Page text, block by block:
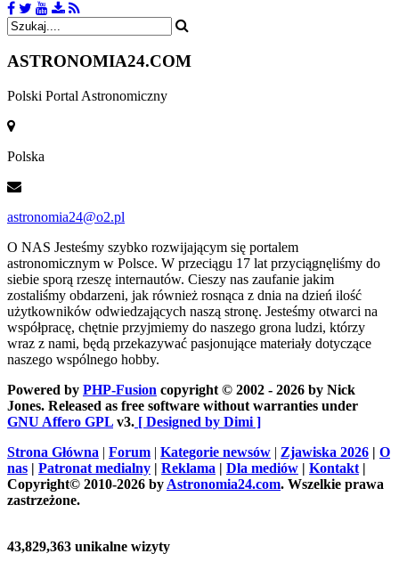
ASTRONOMIA24.COM
Polski Portal Astronomiczny
Polska
astronomia24@o2.pl
O NAS Jesteśmy szybko rozwijającym się portalem
astronomicznym w Polsce. W przeciągu 17 lat przyciągnęliśmy do
siebie sporą rzeszę internautów. Cieszy nas zaufanie jakim
zostaliśmy obdarzeni, jak również rosnąca z dnia na dzień ilość
użytkowników odwiedzających naszą stronę. Jesteśmy otwarci na
współpracę, chętnie przyjmiemy do naszego grona ludzi, którzy
wraz z nami, będą przekazywać pasjonujące materiały dotyczące
naszego wspólnego hobby.
Powered by PHP-Fusion copyright © 2002 - 2026 by Nick
Jones. Released as free software without warranties under
GNU Affero GPL v3. [ Designed by Dimi ]
Strona Główna | Forum | Kategorie newsów | Zjawiska 2026 | O
nas | Patronat medialny | Reklama | Dla mediów | Kontakt |
Copyright© 2010-2026 by Astronomia24.com. Wszelkie prawa
zastrzeżone.
43,829,363 unikalne wizyty